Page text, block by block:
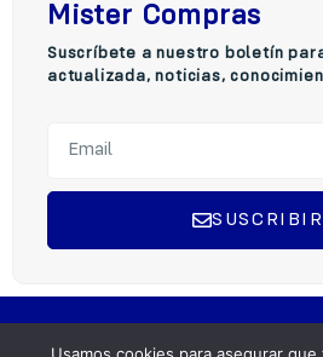
Mister Compras
Suscríbete a nuestro boletín
actualizada, noticias,